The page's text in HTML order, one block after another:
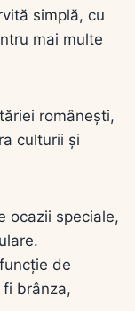
simplă, cu
mai multe
românești,
culturii și
ocazii speciale,
de
brânza,